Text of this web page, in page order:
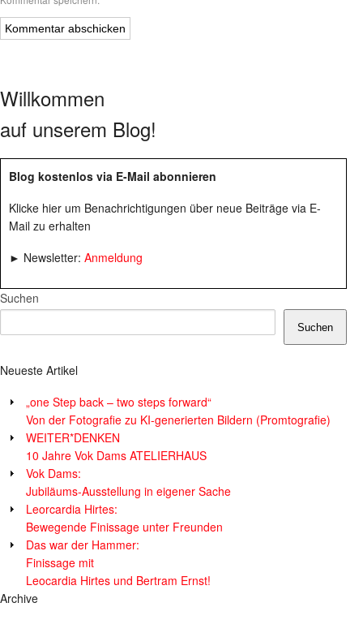
Willkommen
auf unserem Blog!
Blog kostenlos via E-Mail abonnieren
Klicke hier um Benachrichtigungen über neue Beiträge via E-
Mail zu erhalten
► Newsletter: Anmeldung
Suchen
Suchen
Neueste Artikel
„one Step back – two steps forward“
Von der Fotografie zu KI-generierten Bildern (Promtografie)
WEITER*DENKEN
10 Jahre Vok Dams ATELIERHAUS
Vok Dams:
Jubiläums-Ausstellung in eigener Sache
Leorcardia Hirtes:
Bewegende Finissage unter Freunden
Das war der Hammer:
Finissage mit
Leocardia Hirtes und Bertram Ernst!
Archive